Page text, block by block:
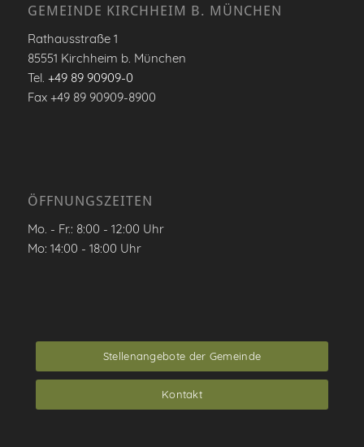
GEMEINDE KIRCHHEIM B. MÜNCHEN
Rathausstraße 1
85551 Kirchheim b. München
Tel. +49 89 90909-0
Fax +49 89 90909-8900
ÖFFNUNGSZEITEN
Mo. - Fr.: 8:00 - 12:00 Uhr
Mo: 14:00 - 18:00 Uhr
Stellenangebote der Gemeinde
Kontakt